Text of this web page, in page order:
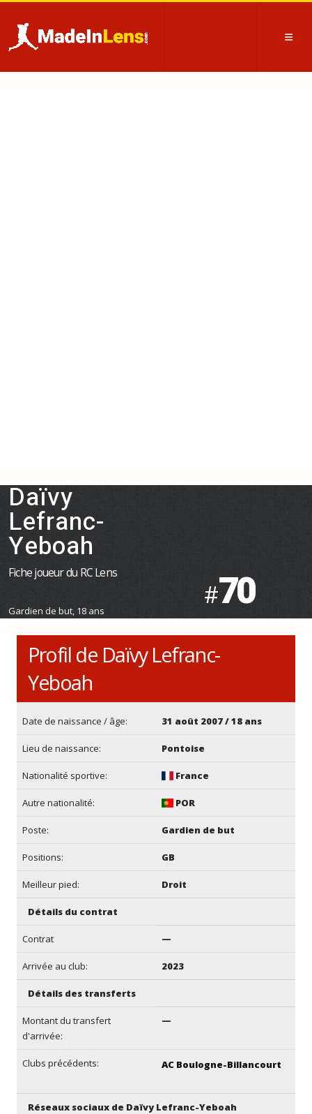
Daïvy
Lefranc-
Yeboah
Fiche joueur du RC Lens
Gardien de but, 18 ans
#70
Profil de Daïvy Lefranc-
Yeboah
Date de naissance / âge: 31 août 2007 / 18 ans
Lieu de naissance: Pontoise
Nationalité sportive: France
Autre nationalité: POR
Poste: Gardien de but
Positions: GB
Meilleur pied: Droit
Détails du contrat
Contrat —
Arrivée au club: 2023
Détails des transferts
Montant du transfert
d'arrivée:
—
Clubs précédents: AC Boulogne-Billancourt
Réseaux sociaux de Daïvy Lefranc-Yeboah